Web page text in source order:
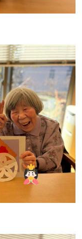
わせ
：00
ム